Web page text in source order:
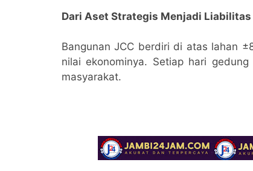
Dari Aset Strategis Menjadi
Bangunan JCC berdiri di atas lahan
nilai ekonominya. Setiap hari
masyarakat.